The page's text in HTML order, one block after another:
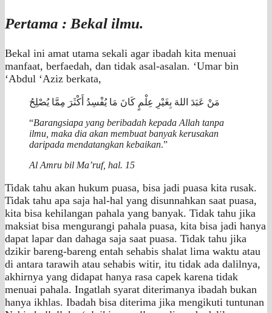
Pertama : Bekal ilmu.
Bekal ini amat utama sekali agar ibadah kita menuai
manfaat, berfaedah, dan tidak asal-asalan. ‘Umar bin
‘Abdul ‘Aziz berkata,
مَنْ عَبَدَ اللهَ بِغَيْرِ عِلْمٍ كَانَ مَا يُفْسِدُ أَكْثَرَ مِمَّا يُصْلِحُ
“Barangsiapa yang beribadah kepada Allah tanpa
ilmu, maka dia akan membuat banyak kerusakan
daripada mendatangkan kebaikan.”
Al Amru bil Ma’ruf, hal. 15
Tidak tahu akan hukum puasa, bisa jadi puasa kita rusak.
Tidak tahu apa saja hal-hal yang disunnahkan saat puasa,
kita bisa kehilangan pahala yang banyak. Tidak tahu jika
maksiat bisa mengurangi pahala puasa, kita bisa jadi hanya
dapat lapar dan dahaga saja saat puasa. Tidak tahu jika
dzikir bareng-bareng entah sehabis shalat lima waktu atau
di antara tarawih atau sehabis witir, itu tidak ada dalilnya,
akhirnya yang didapat hanya rasa capek karena tidak
menuai pahala. Ingatlah syarat diterimanya ibadah bukan
hanya ikhlas. Ibadah bisa diterima jika mengikuti tuntunan